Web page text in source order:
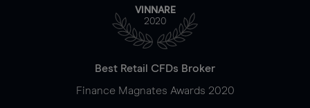
VINNARE
2020
Best Retail CFDs Broker
Finance Magnates Awards 2020